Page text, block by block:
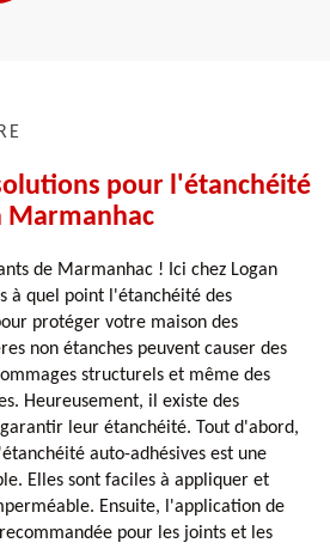
pour l'étanchéité
Marmanhac
de Marmanhac ! Ici chez Logan
à quel point l'étanchéité des
protéger votre maison des
non étanches peuvent causer des
structurels et même des
Heureusement, il existe des
leur étanchéité. Tout d'abord,
auto-adhésives est une
Elles sont faciles à appliquer et
Ensuite, l'application de
pour les joints et les